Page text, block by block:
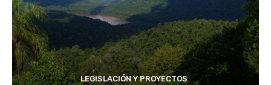
LEGISLACIÓN Y PROYECTOS